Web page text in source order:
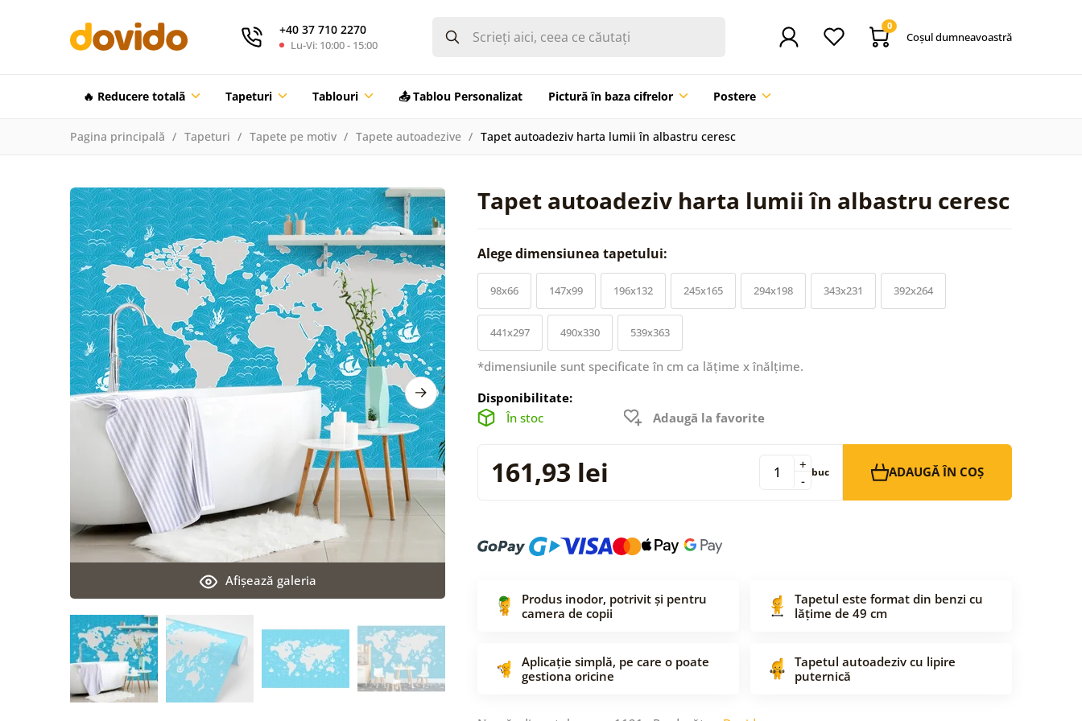
+40 37 710 2270
Lu-Vi: 10:00 - 15:00
0
Coşul dumneavoastră
🔥 Reducere totalã Tapeturi Tablouri 📤 Tablou Personalizat Pictură în baza cifrelor Postere
Pagina principală Tapeturi Tapete pe motiv Tapete autoadezive Tapet autoadeziv harta lumii în albastru ceresc
Tapet autoadeziv harta lumii în albastru ceresc
Afişează galeria
Alege dimensiunea tapetului:
98x66 147x99 196x132 245x165 294x198 343x231 392x264
441x297 490x330 539x363
*dimensiunile sunt specificate în cm ca lățime x înălțime.
Disponibilitate:
În stoc
Adaugă la favorite
161,93 lei -
+ buc ADAUGĂ ÎN COȘ
Produs inodor, potrivit și pentru
camera de copii
Tapetul este format din benzi cu
lățime de 49 cm
Aplicație simplă, pe care o poate
gestiona oricine
Tapetul autoadeziv cu lipire
puternică